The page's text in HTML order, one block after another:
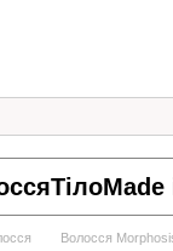
Тіло
Волосся